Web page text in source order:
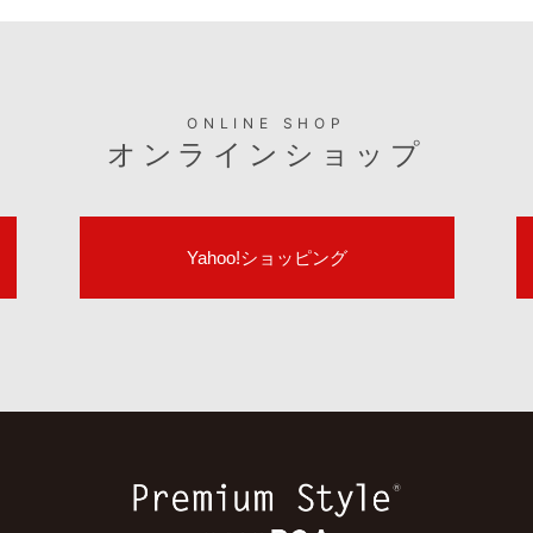
ONLINE SHOP
オンラインショップ
Yahoo!ショッピング